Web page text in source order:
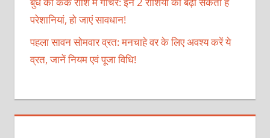
परेशानियां, हो जाएं सावधान!
पहला सावन सोमवार व्रत: मनचाहे वर के लिए अवश्य करें ये
व्रत, जानें नियम एवं पूजा विधि!